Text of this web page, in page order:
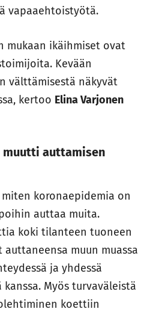
vapaaehtoistyötä.
mukaan ikäihmiset ovat
Kevään
välttämisestä näkyvät
kertoo Elina Varjonen
auttamisen
koronaepidemia on
auttaa muita.
koki tilanteen tuoneen
muun muassa
ja yhdessä
Myös turvaväleistä
koettiin